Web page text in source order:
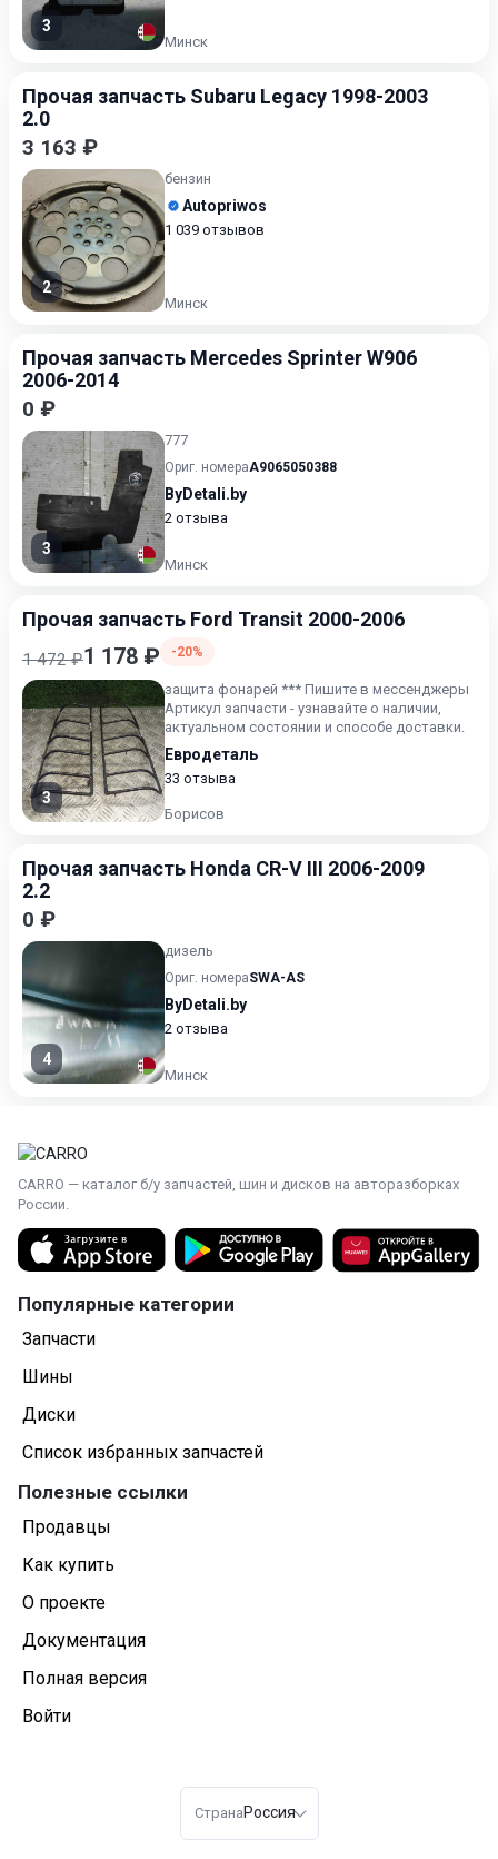
3
Минск
Прочая запчасть Subaru Legacy 1998-2003
2.0
3 163 ₽
2
бензин
Autopriwos
1 039 отзывов
Минск
Прочая запчасть Mercedes Sprinter W906
2006-2014
0 ₽
3
777
Ориг. номераA9065050388
ByDetali.by
2 отзыва
Минск
Прочая запчасть Ford Transit 2000-2006
1 472 ₽1 178 ₽ -20%
3
защита фонарей *** Пишите в мессенджеры
Артикул запчасти - узнавайте о наличии,
актуальном состоянии и способе доставки.
Евродеталь
33 отзыва
Борисов
Прочая запчасть Honda CR-V III 2006-2009
2.2
0 ₽
4
дизель
Ориг. номераSWA-AS
ByDetali.by
2 отзыва
Минск
CARRO — каталог б/у запчастей, шин и дисков на авторазборках
России.
Популярные категории
Запчасти
Шины
Диски
Список избранных запчастей
Полезные ссылки
Продавцы
Как купить
О проекте
Документация
Полная версия
Войти
Страна Россия